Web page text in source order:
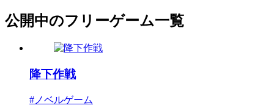
公開中のフリーゲーム一覧
降下作戦
#ノベルゲーム